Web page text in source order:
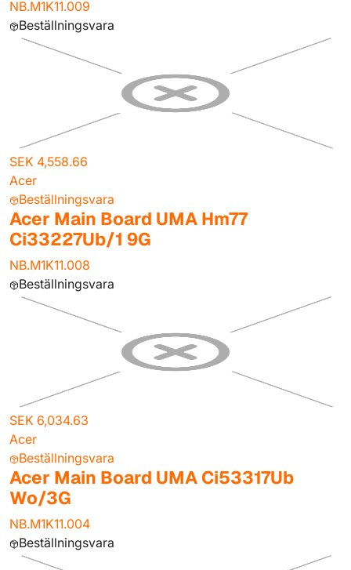
NB.M1K11.009
Beställningsvara
SEK 4,558.66
Acer
Beställningsvara
Acer Main Board UMA Hm77
Ci33227Ub/1 9G
NB.M1K11.008
Beställningsvara
SEK 6,034.63
Acer
Beställningsvara
Acer Main Board UMA Ci53317Ub
Wo/3G
NB.M1K11.004
Beställningsvara